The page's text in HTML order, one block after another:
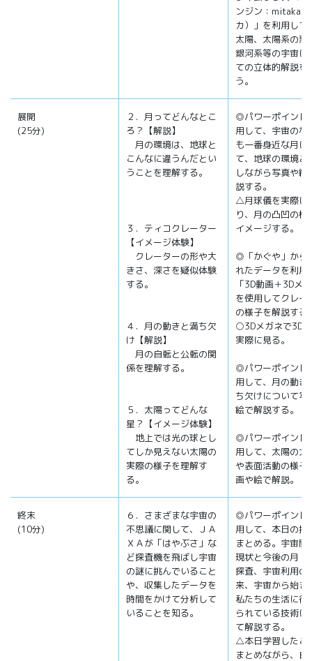
ンジン：mitaka（
カ）」を利用して
太陽、太陽系の惑
銀河系等の宇宙に
ての立体的解説を
う。
展開
(25分)
２．月ってどんなとこ
ろ？【解説】
月の環境は、地球と
こんなに違うんだとい
うことを理解する。
３．ティコクレーター
【イメージ体験】
クレーターの形や大
きさ、深さを疑似体験
する。
４．月の動きと満ち欠
け【解説】
月の自転と公転の関
係を理解する。
５．太陽ってどんな
星？【イメージ体験】
地上では光の球とし
てしか見えない太陽の
実際の様子を理解す
る。
◎パワーポイント
用して、宇宙のな
も一番身近な月に
て、地球の環境と
しながら写真や絵
説する。
△月球儀を実際に
り、月の凸凹の様
イメージする。
◎「かぐや」から
れたデータを利用
「3D動画＋3Dメ
を使用してクレー
の様子を解説する
○3Dメガネで3D
実際に見る。
◎パワーポイント
用して、月の動き
ち欠けについて写
絵で解説する。
◎パワーポイント
用して、太陽の大
や表面活動の様子
画や絵で解説。
終末
(10分)
６．さまざまな宇宙の
不思議に関して、ＪＡ
ＸＡが「はやぶさ」な
ど探査機を飛ばし宇宙
の謎に挑んでいること
や、収集したデータを
時間をかけて分析して
いることを知る。
◎パワーポイント
用して、本日の授
まとめる。宇宙開
現状と今後の月・
探査、宇宙利用の
来、宇宙から始ま
私たちの生活に役
られている技術に
て解説する。
△本日学習したこ
まとめながら、自